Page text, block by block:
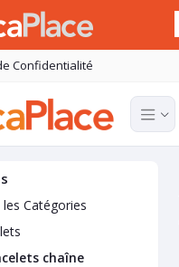
Confidentialité
Catégories
chaîne